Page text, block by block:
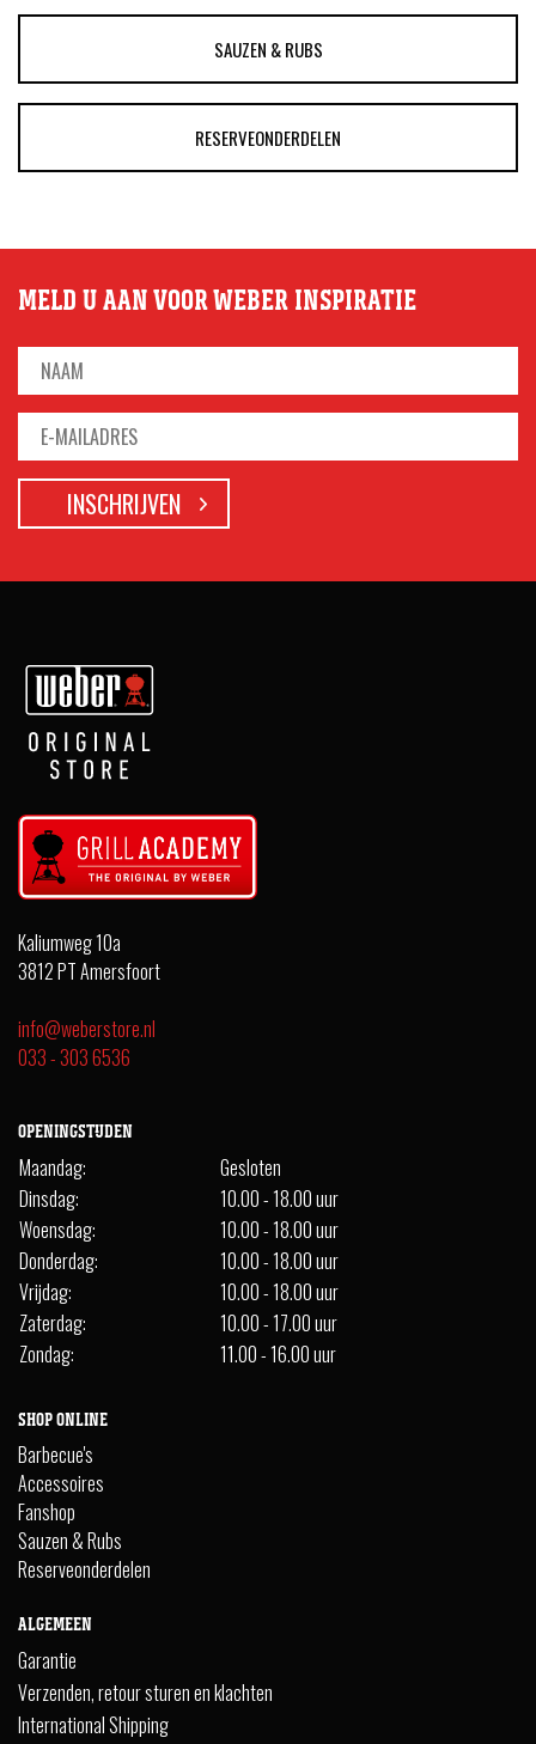
SAUZEN & RUBS
RESERVEONDERDELEN
MELD U AAN VOOR WEBER INSPIRATIE
Kaliumweg 10a
3812 PT Amersfoort
info@weberstore.nl
033 - 303 6536
OPENINGSTIJDEN
Maandag:
Gesloten
Dinsdag:
10.00 - 18.00 uur
Woensdag:
10.00 - 18.00 uur
Donderdag:
10.00 - 18.00 uur
Vrijdag:
10.00 - 18.00 uur
Zaterdag:
10.00 - 17.00 uur
Zondag:
11.00 - 16.00 uur
SHOP ONLINE
Barbecue's
Accessoires
Fanshop
Sauzen & Rubs
Reserveonderdelen
ALGEMEEN
Garantie
Verzenden, retour sturen en klachten
International Shipping